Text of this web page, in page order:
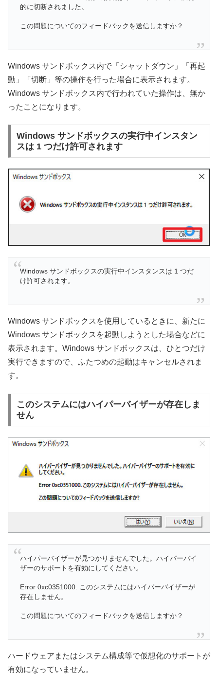
的に切断されました。
この問題についてのフィードバックを送信しますか？
Windows サンドボックス内で「シャットダウン」「再起
動」「切断」等の操作を行った場合に表示されます。
Windows サンドボックス内で行われていた操作は、無か
ったことになります。
Windows サンドボックスの実行中インスタン
スは 1 つだけ許可されます
Windows サンドボックスの実行中インスタンスは 1 つだ
け許可されます。
Windows サンドボックスを使用しているときに、新たに
Windows サンドボックスを起動しようとした場合などに
表示されます。Windows サンドボックスは、ひとつだけ
実行できますので、ふたつめの起動はキャンセルされま
す。
このシステムにはハイパーバイザーが存在しま
せん
ハイパーバイザーが見つかりませんでした。ハイパーバイ
ザーのサポートを有効にしてください。
Error 0xc0351000. このシステムにはハイパーバイザーが
存在しません。
この問題についてのフィードバックを送信しますか？
ハードウェアまたはシステム構成等で仮想化のサポートが
有効になっていません。